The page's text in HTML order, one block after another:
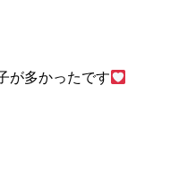
が多かったです